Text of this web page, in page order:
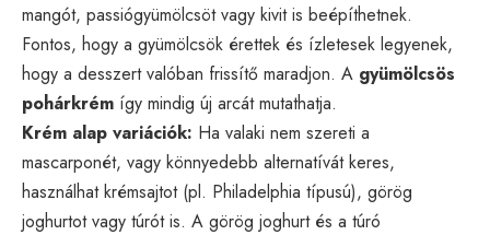
mangót, passiógyümölcsöt vagy kivit is beépíthetnek.
Fontos, hogy a gyümölcsök érettek és ízletesek legyenek,
hogy a desszert valóban frissítő maradjon. A gyümölcsös
pohárkrém így mindig új arcát mutathatja.
Krém alap variációk: Ha valaki nem szereti a
mascarponét, vagy könnyedebb alternatívát keres,
használhat krémsajtot (pl. Philadelphia típusú), görög
joghurtot vagy túrót is. A görög joghurt és a túró